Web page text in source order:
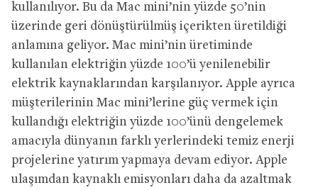
kullanılıyor. Bu da Mac mini’nin yüzde 50’nin
üzerinde geri dönüştürülmüş içerikten üretildiği
anlamına geliyor. Mac mini’nin üretiminde
kullanılan elektriğin yüzde 100’ü yenilenebilir
elektrik kaynaklarından karşılanıyor. Apple ayrıca
müşterilerinin Mac mini’lerine güç vermek için
kullandığı elektriğin yüzde 100’ünü dengelemek
amacıyla dünyanın farklı yerlerindeki temiz enerji
projelerine yatırım yapmaya devam ediyor. Apple
ulaşımdan kaynaklı emisyonları daha da azaltmak